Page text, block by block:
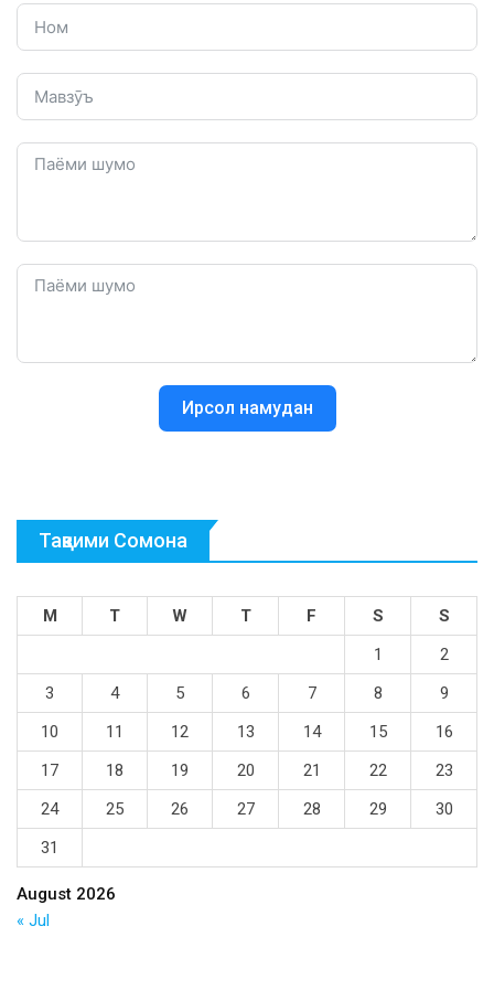
Ирсол намудан
Тақвими Сомона
August 2026
M T W T F S
S
1
2
3
4 5 6 7 8
9
10
11 12 13 14 15
16
17
18 19 20 21 22
23
24
25 26 27 28 29
30
31
« Jul